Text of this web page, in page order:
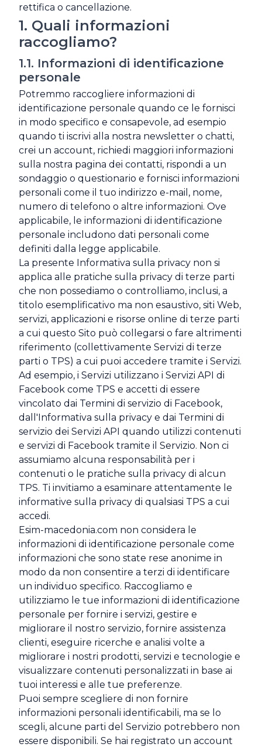
rettifica o cancellazione.
1. Quali informazioni
raccogliamo?
1.1. Informazioni di identificazione
personale
Potremmo raccogliere informazioni di
identificazione personale quando ce le fornisci
in modo specifico e consapevole, ad esempio
quando ti iscrivi alla nostra newsletter o chatti,
crei un account, richiedi maggiori informazioni
sulla nostra pagina dei contatti, rispondi a un
sondaggio o questionario e fornisci informazioni
personali come il tuo indirizzo e-mail, nome,
numero di telefono o altre informazioni. Ove
applicabile, le informazioni di identificazione
personale includono dati personali come
definiti dalla legge applicabile.
La presente Informativa sulla privacy non si
applica alle pratiche sulla privacy di terze parti
che non possediamo o controlliamo, inclusi, a
titolo esemplificativo ma non esaustivo, siti Web,
servizi, applicazioni e risorse online di terze parti
a cui questo Sito può collegarsi o fare altrimenti
riferimento (collettivamente Servizi di terze
parti o TPS) a cui puoi accedere tramite i Servizi.
Ad esempio, i Servizi utilizzano i Servizi API di
Facebook come TPS e accetti di essere
vincolato dai Termini di servizio di Facebook,
dall'Informativa sulla privacy e dai Termini di
servizio dei Servizi API quando utilizzi contenuti
e servizi di Facebook tramite il Servizio. Non ci
assumiamo alcuna responsabilità per i
contenuti o le pratiche sulla privacy di alcun
TPS. Ti invitiamo a esaminare attentamente le
informative sulla privacy di qualsiasi TPS a cui
accedi.
Esim-macedonia.com non considera le
informazioni di identificazione personale come
informazioni che sono state rese anonime in
modo da non consentire a terzi di identificare
un individuo specifico. Raccogliamo e
utilizziamo le tue informazioni di identificazione
personale per fornire i servizi, gestire e
migliorare il nostro servizio, fornire assistenza
clienti, eseguire ricerche e analisi volte a
migliorare i nostri prodotti, servizi e tecnologie e
visualizzare contenuti personalizzati in base ai
tuoi interessi e alle tue preferenze.
Puoi sempre scegliere di non fornire
informazioni personali identificabili, ma se lo
scegli, alcune parti del Servizio potrebbero non
essere disponibili. Se hai registrato un account